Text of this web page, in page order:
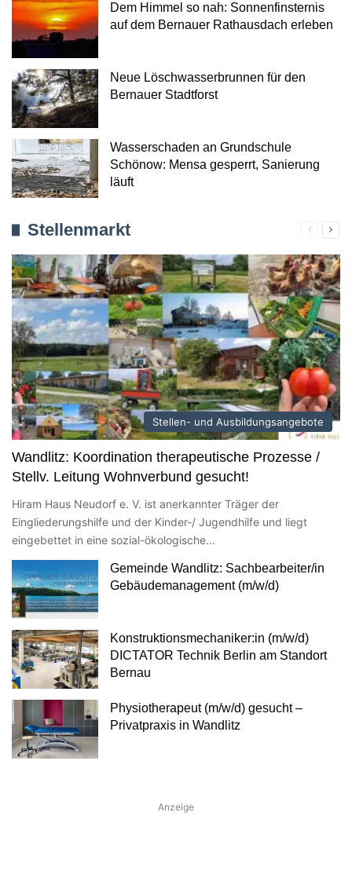
Dem Himmel so nah: Sonnenfinsternis
auf dem Bernauer Rathausdach erleben
Neue Löschwasserbrunnen für den
Bernauer Stadtforst
Wasserschaden an Grundschule
Schönow: Mensa gesperrt, Sanierung
läuft
Stellenmarkt
Verherige
Stellen- und Ausbildungsangebote
Wandlitz: Koordination therapeutische Prozesse /
Stellv. Leitung Wohnverbund gesucht!
Hiram Haus Neudorf e. V. ist anerkannter Träger der
Eingliederungshilfe und der Kinder-/ Jugendhilfe und liegt
eingebettet in eine sozial-ökologische…
Gemeinde Wandlitz: Sachbearbeiter/in
Gebäudemanagement (m/w/d)
Konstruktionsmechaniker:in (m/w/d)
DICTATOR Technik Berlin am Standort
Bernau
Physiotherapeut (m/w/d) gesucht –
Privatpraxis in Wandlitz
Anzeige